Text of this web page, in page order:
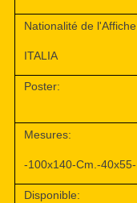
Nationalité de
ITALIA
Poster:
Mesures:
-100x140-Cm.-40x55-
Disponible: